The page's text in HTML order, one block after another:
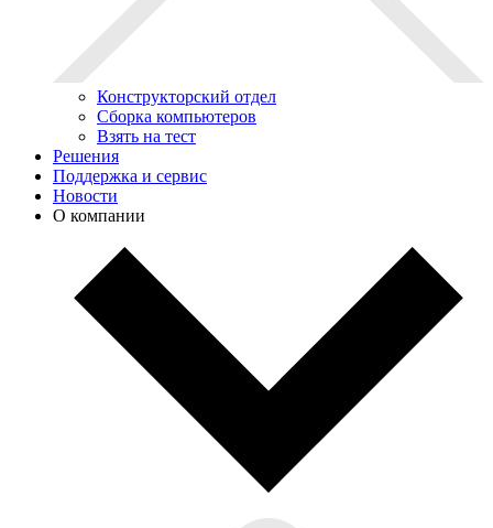
Конструкторский отдел
Сборка компьютеров
Взять на тест
Решения
Поддержка и сервис
Новости
О компании